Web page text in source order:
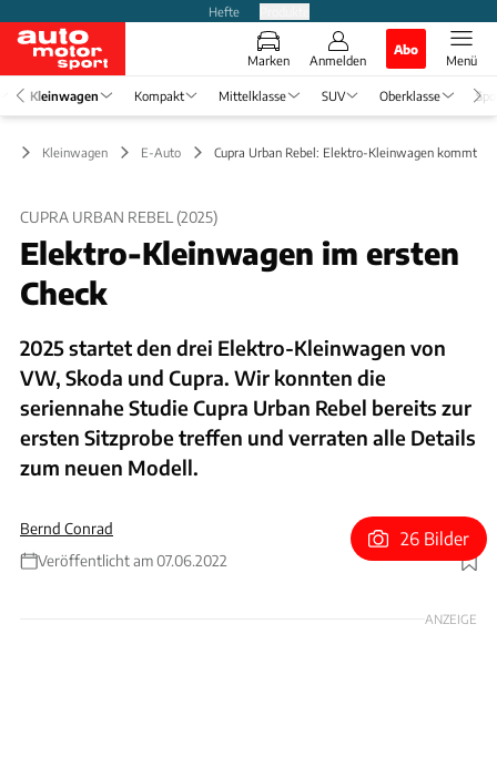
Hefte
Marken Anmelden
Abo
Menü
Kleinwagen Kompakt Mittelklasse SUV Oberklasse
Kleinwagen E-Auto Cupra Urban Rebel: Elektro-Kleinwagen kommt
CUPRA URBAN REBEL (2025)
Elektro-Kleinwagen im ersten
Check
2025 startet den drei Elektro-Kleinwagen von
VW, Skoda und Cupra. Wir konnten die
seriennahe Studie Cupra Urban Rebel bereits zur
ersten Sitzprobe treffen und verraten alle Details
zum neuen Modell.
Bernd Conrad
Veröffentlicht am 07.06.2022
Foto: Stefan Baldauf
26 Bilder
ANZEIGE